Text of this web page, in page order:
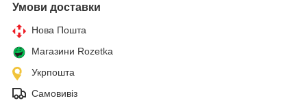
Умови доставки
Нова Пошта
Магазини Rozetka
Укрпошта
Самовивіз